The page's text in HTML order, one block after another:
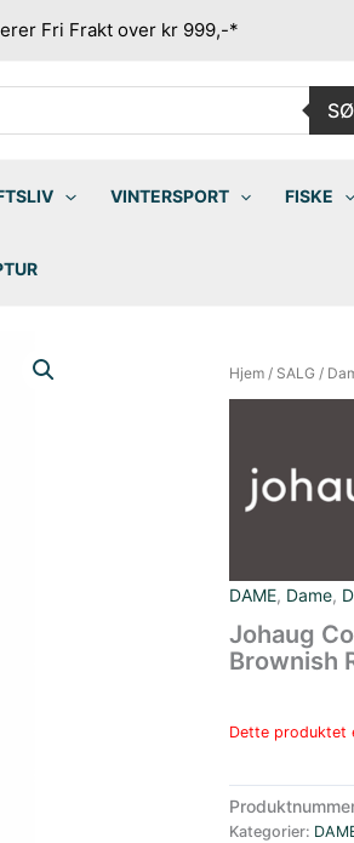
Fri Frakt over kr 999,-*
VINTERSPORT FISKE
Hjem/ SALG /
DAME, Dame,
Johaug
Brownish
Dette produktet
Kategorier: